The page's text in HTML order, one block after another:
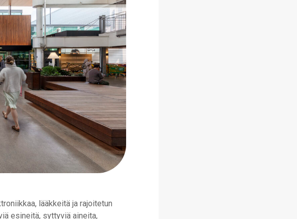
lääkkeitä ja rajoitetun
esineitä, syttyviä aineita,